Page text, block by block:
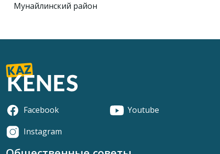
Мунайлинский район
Facebook
Youtube
Instagram